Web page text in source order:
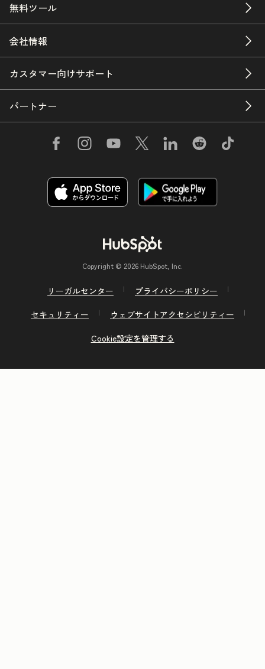
無料ツール
会社情報
カスタマー向けサポート
パートナー
Copyright © 2026 HubSpot, Inc.
リーガルセンター
プライバシーポリシー
セキュリティー
ウェブサイトアクセシビリティー
Cookie設定を管理する